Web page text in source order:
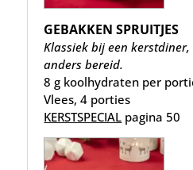
GEBAKKEN SPRUITJES
Klassiek bij een
anders bereid.
8 g koolhydraten per
Vlees, 4 porties
KERSTSPECIAL pagina 50